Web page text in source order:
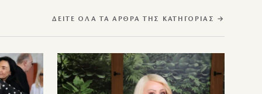
ΔΕΊΤΕ ΌΛΑ ΤΑ ΆΡΘΡΑ ΤΗΣ ΚΑΤΗΓΟΡΊΑΣ →